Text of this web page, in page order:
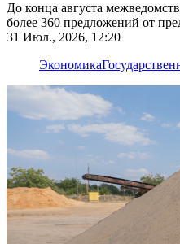
До конца августа
более 360 предложений от
республики
31 Июл., 2026, 12:20
Экономика